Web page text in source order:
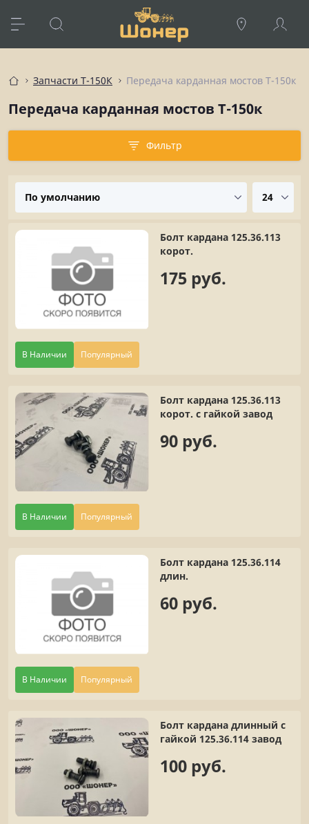
Запчасти Т-150К Передача карданная мостов Т-150к
Передача карданная мостов Т-150к
Фильтр
В Наличии Популярный
Болт кардана 125.36.113
корот.
175 руб.
В Наличии Популярный
Болт кардана 125.36.113
корот. с гайкой завод
90 руб.
В Наличии Популярный
Болт кардана 125.36.114
длин.
60 руб.
Болт кардана длинный с
гайкой 125.36.114 завод
100 руб.